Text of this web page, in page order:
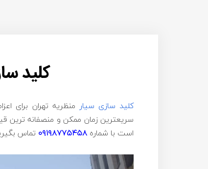
کلید
کلید سازی سیار منظریه تهران برای
سریعترین زمان ممکن و منصفانه ترین
است با شماره ۰۹۱۹۸۷۷۵۴۵۸ تماس